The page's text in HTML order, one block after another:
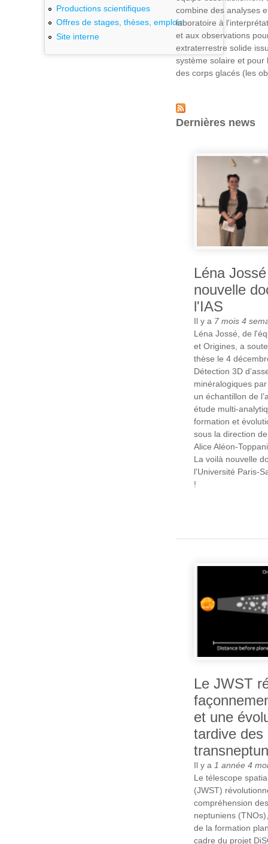
Productions scientifiques
Offres de stages, thèses, emplois
Site interne
combine des analyses
laboratoire à
et aux observations
extraterrestre solide
système solaire et pour
des corps glacés (les
Dernières news
Léna
nouvelle
l'IAS
Il y a 7 mois 4
Léna Jossé, de
et Origines, a
thèse le 4
Détection 3D
minéralogiques
un échantillon de
étude multi-
formation et
sous la direction
Alice Aléon-
La voilà nouvelle
l'Université Paris-
!
Le JWST
et une
tardive des
Il y a 1 année 4
Le télescope
(JWST)
compréhension
neptuniens
de la formation
cadre du projet